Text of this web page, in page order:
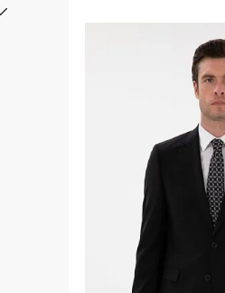
Добавить